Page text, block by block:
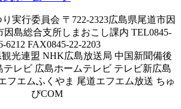
実行委員会 〒722-2323広島県尾道市因
因島総合支所しまおこし課内 TEL0845-
6212 FAX0845-22-2203
光連盟 NHK広島放送局 中国新聞備後
テレビ 広島ホームテレビ テレビ新広島
フエムふくやま 尾道エフエム放送 ちゅ
ぴCOM